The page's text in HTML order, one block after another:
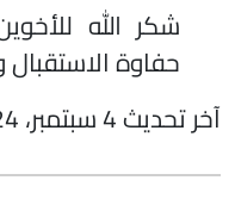
شكر الله
حفاوة الاستقبال
آخر تحديث 4 سبتمبر، 2024